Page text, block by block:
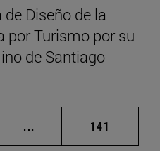
Diseño de la
por Turismo por su
de Santiago
... Páginas intermedias
Página
141